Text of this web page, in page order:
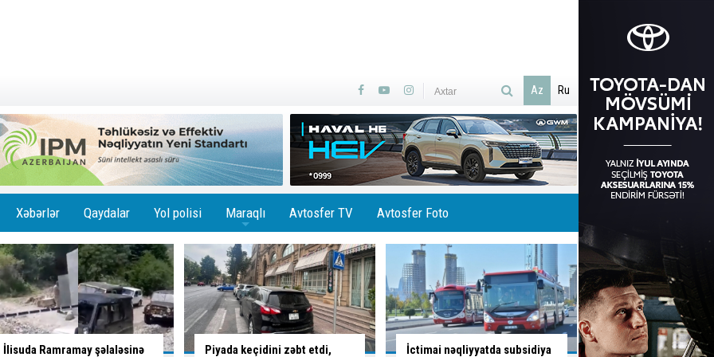
Az Ru
Xəbərlər Qaydalar Yol polisi Maraqlı Avtosfer TV Avtosfer Foto
Piyada keçidini zəbt etdi,
İctimai nəqliyyatda subsidiya
Sürücü bu yolayrıcında hansı
Sürücünün